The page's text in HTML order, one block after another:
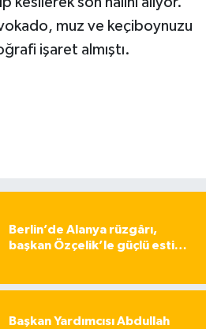
muz ve keçiboynuzu
işaret almıştı.
Berlin’de Alanya rüzgârı,
başkan Özçelik’le güçlü esti…
Başkan Yardımcısı Abdullah